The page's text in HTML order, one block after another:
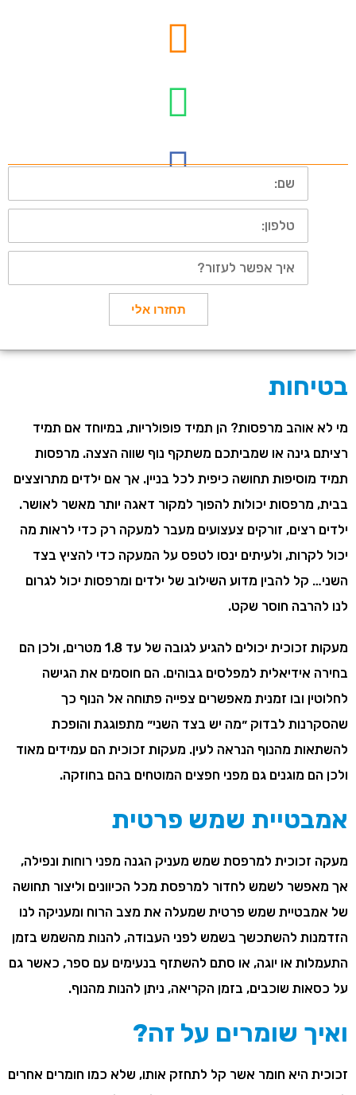
אשדוד
שם
טלפון
בטיחות
מי לא אוהב מרפסות? הן תמיד פופולריות, במיוחד אם תמיד
רציתם גינה או שמביתכם משתקף נוף שווה הצצה. מרפסות
תמיד מוסיפות תחושה כיפית לכל בניין. אך אם ילדים מתרוצצים
בבית, מרפסות יכולות להפוך למקור דאגה יותר מאשר לאושר.
ילדים רצים, זורקים צעצועים מעבר למעקה רק כדי לראות מה
יכול לקרות, ולעיתים ינסו לטפס על המעקה כדי להציץ בצד
השני… קל להבין מדוע השילוב של ילדים ומרפסות יכול לגרום
לנו להרבה חוסר שקט.
מעקות זכוכית יכולים להגיע לגובה של עד 1.8 מטרים, ולכן הם
בחירה אידיאלית למפלסים גבוהים. הם חוסמים את הגישה
לחלוטין ובו זמנית מאפשרים צפייה פתוחה אל הנוף כך
שהסקרנות לבדוק ״מה יש בצד השני״ מתפוגגת והופכת
להשתאות מהנוף הנראה לעין. מעקות זכוכית הם עמידים מאוד
אמבטיית שמש פרטית
מעקה זכוכית למרפסת שמש מעניק הגנה מפני רוחות ונפילה,
אך מאפשר לשמש לחדור למרפסת מכל הכיוונים וליצור תחושה
של אמבטיית שמש פרטית שמעלה את מצב הרוח ומעניקה לנו
הזדמנות להשתכשך בשמש לפני העבודה, להנות מהשמש בזמן
התעמלות או יוגה, או סתם להשתזף בנעימים עם ספר, כאשר גם
על כסאות שוכבים, בזמן הקריאה, ניתן להנות מהנוף.